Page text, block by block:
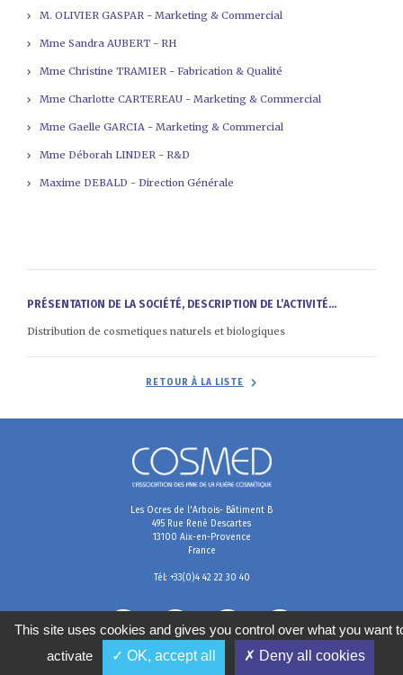
M. OLIVIER GASPAR - Marketing & Commercial
Mme Sandra AUBERT - RH
Mme Christine TRAMIER - Fabrication & Qualité
Mme Charlotte CARTEREAU - Marketing & Commercial
Mme Gaelle GARCIA - Marketing & Commercial
Mme Déborah LINDER - R&D
Maxime DEBALD - Direction Générale
PRÉSENTATION DE LA SOCIÉTÉ, DESCRIPTION DE L’ACTIVITÉ...
Distribution de cosmetiques naturels et biologiques
RETOUR À LA LISTE
Les Ocres de l'Arbois- Bâtiment B
495 Rue René Descartes
13100 Aix-en-Provence
France
Tél: +33(0)4 42 22 30 40
This site uses cookies and gives you control over what you want
activate
✓ OK, accept all ✗ Deny all cookies